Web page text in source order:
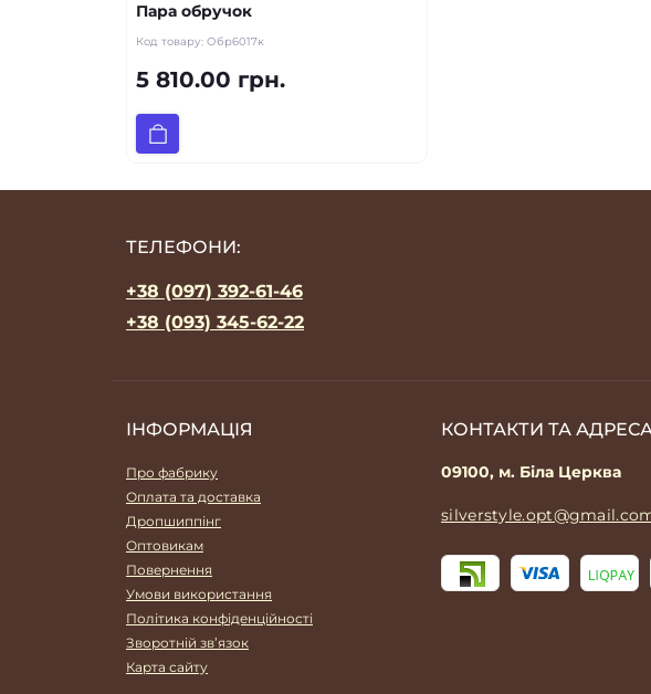
Пара обручок
Код товару: Обр6017к
5 810.00 грн.
ТЕЛЕФОНИ:
+38 (097) 392-61-46
+38 (093) 345-62-22
ІНФОРМАЦІЯ
Про фабрику
Оплата та доставка
Дропшиппінг
Оптовикам
Повернення
Умови використання
Політика конфіденційності
Зворотній зв’язок
Карта сайту
КОНТАКТИ ТА
09100, м. Біла Церква